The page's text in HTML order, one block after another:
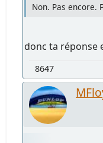
Non. Pas encore.
donc ta
8647